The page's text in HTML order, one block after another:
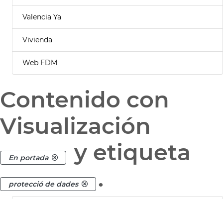
Valencia Ya
Vivienda
Web FDM
Contenido con
Visualización
En portada y etiqueta
protecció de dades .